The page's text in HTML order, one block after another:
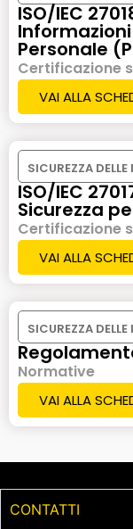
ISO/IEC
Personale
Certificazione
VAI ALLA
SICUREZZA
ISO/IEC
Sicurezza
Certificazione
VAI ALLA
SICUREZZA
Normative
VAI ALLA
CONTATTI